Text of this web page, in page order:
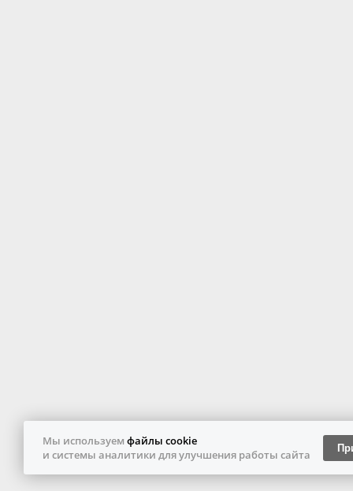
Мы используем файлы cookie
и системы аналитики для улучшения работы сайта